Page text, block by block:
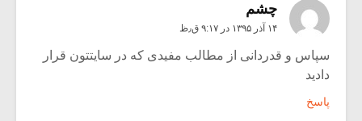
چشم
۱۴ آذر ۱۳۹۵ در ۹:۱۷ ق٫ظ
سپاس و قدردانی از مطالب مفیدی که در سایتتون قرار
دادید
پاسخ